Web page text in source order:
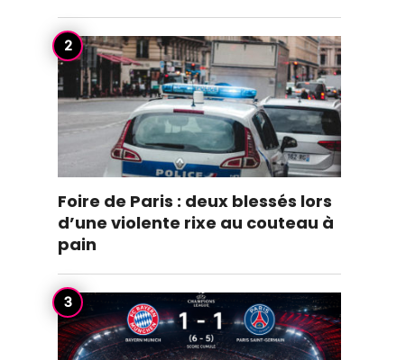
Foire de Paris : deux blessés lors
d’une violente rixe au couteau à
pain